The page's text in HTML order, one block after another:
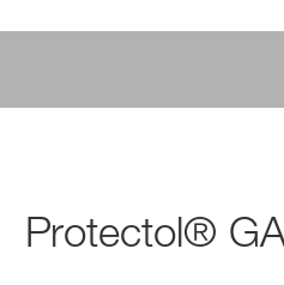
Protectol®